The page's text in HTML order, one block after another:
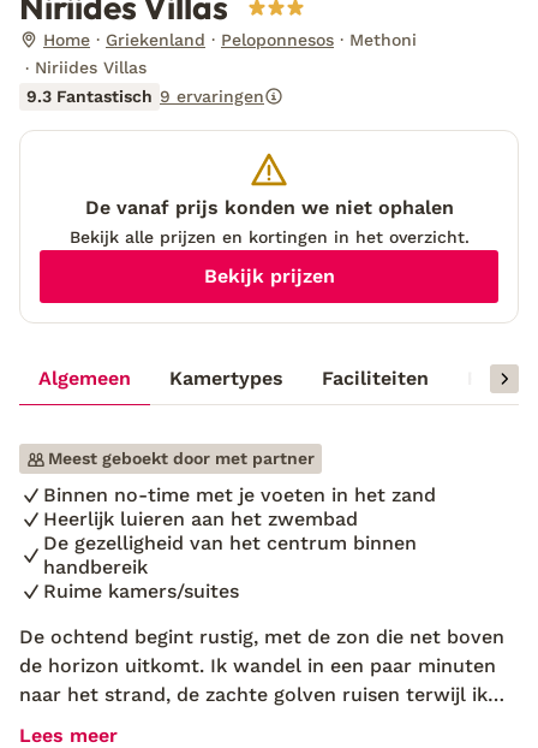
Home Griekenland Peloponnesos
Methoni
Niriides Villas
9.3 Fantastisch 9 ervaringen
Algemeen Kamertypes Faciliteiten
Meest geboekt door met partner
Binnen no-time met je voeten in het zand
Heerlijk luieren aan het zwembad
De gezelligheid van het centrum binnen
handbereik
Ruime kamers/suites
De ochtend begint rustig, met de zon die net boven
de horizon uitkomt. Ik wandel in een paar minuten
naar het strand, de zachte golven ruisen terwijl ik
mijn voeten in het warme zand zet. Na wat tijd langs
Lees meer
De vanaf prijs konden we niet ophalen
Bekijk alle prijzen en kortingen in het overzicht.
Bekijk prijzen